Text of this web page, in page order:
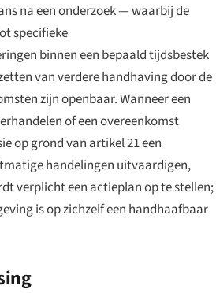
na een onderzoek — waarbij de
specifieke
binnen een bepaald tijdsbestek
van verdere handhaving door de
zijn openbaar. Wanneer een
of een overeenkomst
op grond van artikel 21 een
handelingen uitvaardigen,
verplicht een actieplan op te stellen;
is op zichzelf een handhaafbaar